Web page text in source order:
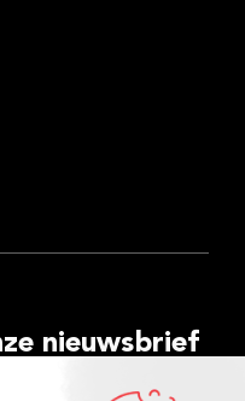
nieuwsbrief